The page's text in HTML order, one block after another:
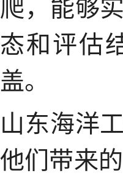
态和评估
盖。
山东海洋
他们带来